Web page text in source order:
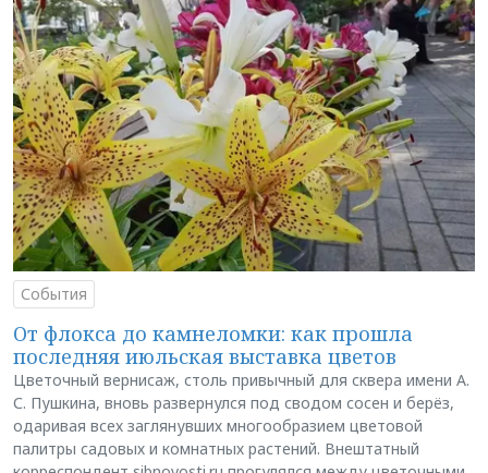
События
От флокса до камнеломки: как прошла
последняя июльская выставка цветов
Цветочный вернисаж, столь привычный для сквера имени А.
С. Пушкина, вновь развернулся под сводом сосен и берёз,
одаривая всех заглянувших многообразием цветовой
палитры садовых и комнатных растений. Внештатный